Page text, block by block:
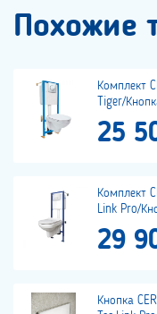
Похожие
Комплект
Tiger/
25
Комплект
Link Pro/
29
Кнопка